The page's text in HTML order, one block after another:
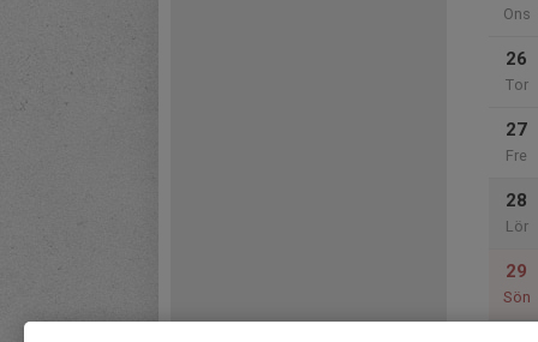
Ons
26
Tor
27
Fre
28
Lör
29
Sön